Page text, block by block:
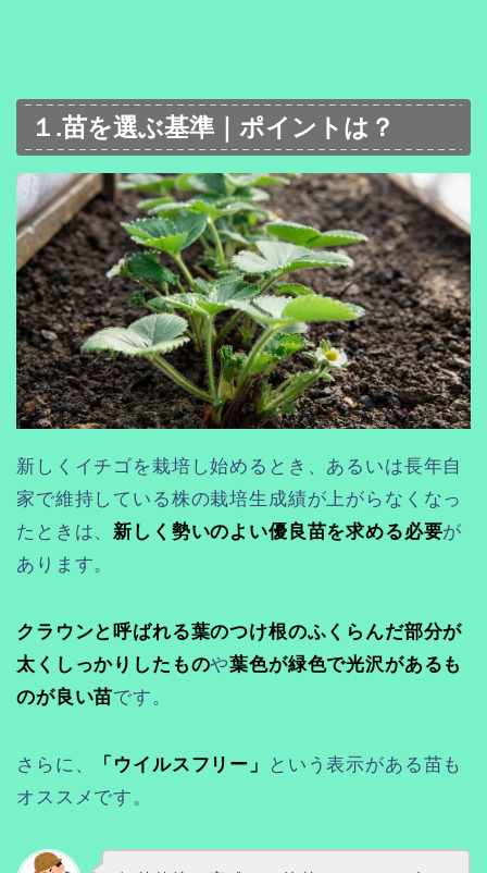
１.苗を選ぶ基準｜ポイントは？
新しくイチゴを栽培し始めるとき、あるいは長年自
家で維持している株の栽培生成績が上がらなくなっ
たときは、新しく勢いのよい優良苗を求める必要が
あります。
クラウンと呼ばれる葉のつけ根のふくらんだ部分が
太くしっかりしたものや葉色が緑色で光沢があるも
のが良い苗です。
さらに、 「ウイルスフリー」
という表示がある苗も
オススメです。